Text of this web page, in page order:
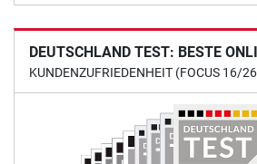
DEUTSCHLAND TEST: BESTE
KUNDENZUFRIEDENHEIT (FOCUS 16/